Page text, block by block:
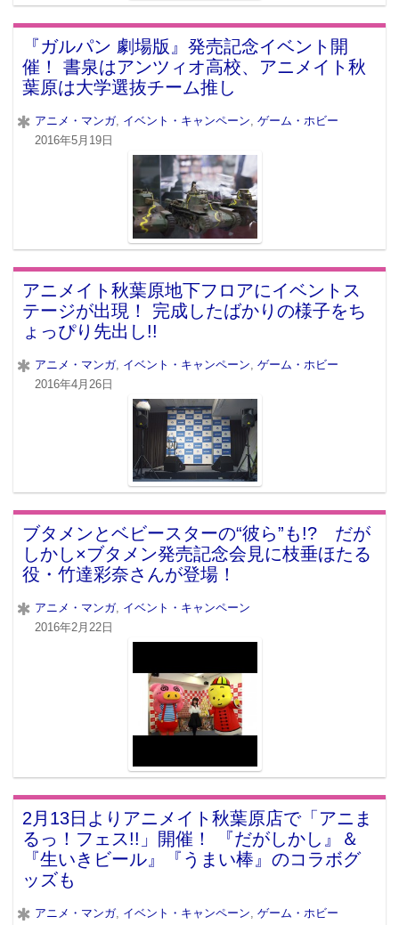
『ガルパン 劇場版』発売記念イベント開
催！ 書泉はアンツィオ高校、アニメイト秋
葉原は大学選抜チーム推し
アニメ・マンガ, イベント・キャンペーン, ゲーム・ホビー
2016年5月19日
アニメイト秋葉原地下フロアにイベントス
テージが出現！ 完成したばかりの様子をち
ょっぴり先出し!!
アニメ・マンガ, イベント・キャンペーン ゲーム・ホビー
2016年4月26日
ブタメンとベビースターの“彼ら”も!? だが
しかし×ブタメン発売記念会見に枝垂ほたる
役・竹達彩奈さんが登場！
アニメ・マンガ, イベント・キャンペーン
2016年2月22日
2月13日よりアニメイト秋葉原店で「アニま
るっ！フェス!!」開催！ 『だがしかし』＆
『生いきビール』『うまい棒』のコラボグ
ッズも
アニメ・マンガ, イベント・キャンペーン, ゲーム・ホビー